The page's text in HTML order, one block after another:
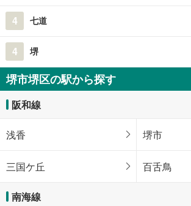
4 七道
4 堺
堺市堺区の駅から探す
阪和線
浅香 堺市
三国ケ丘 百舌鳥
南海線